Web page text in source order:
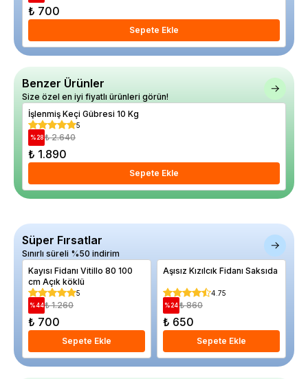
₺ 700
Sepete Ekle
Benzer Ürünler
Size özel en iyi fiyatlı ürünleri görün!
İşlenmiş Keçi Gübresi 10 Kg
5
%28 ₺ 2.640
₺ 1.890
Sepete Ekle
Süper Fırsatlar
Sınırlı süreli %50 indirim
Kayısı Fidanı Vitillo 80 100
cm Açık köklü
5
%44₺ 1.260
₺ 700
Sepete Ekle
Aşısız Kızılcık Fidanı Saksıda
4.75
%24 ₺ 860
₺ 650
Sepete Ekle